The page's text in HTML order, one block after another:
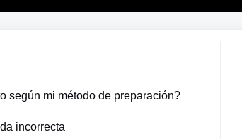
según mi método de preparación?
incorrecta